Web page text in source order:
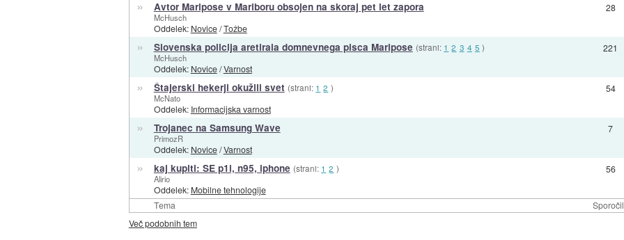
Tema
» Avtor Maripose v Mariboru obsojen na skoraj pet let zapora
McHusch
Oddelek: Novice/Tožbe
28
» Slovenska policija aretirala domnevnega pisca Maripose (strani: 1 2 3 4 5 )
McHusch
Oddelek: Novice/Varnost
221
» Štajerski hekerji okužili svet (strani: 1 2 )
McNato
Oddelek: Informacijska varnost
54
» Trojanec na Samsung Wave
PrimozR
Oddelek: Novice/Varnost
7
» kaj kupiti: SE p1i, n95, iphone (strani: 1 2 )
Alirio
Oddelek: Mobilne tehnologije
56
Več podobnih tem